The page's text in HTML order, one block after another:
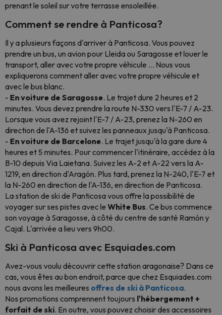
prenant le soleil sur votre terrasse ensoleillée.
Comment se rendre à Panticosa?
Il y a plusieurs façons d'arriver à Panticosa. Vous pouvez
prendre un bus, un avion pour Lleida ou Saragosse et louer le
transport, aller avec votre propre véhicule ... Nous vous
expliquerons comment aller avec votre propre véhicule et
avec le bus blanc.
- En voiture de Saragosse. Le trajet dure 2 heures et 2
minutes. Vous devez prendre la route N-330 vers l'E-7 / A-23.
Lorsque vous avez rejoint l'E-7 / A-23, prenez la N-260 en
direction de l'A-136 et suivez les panneaux jusqu'à Panticosa.
- En voiture de Barcelone. Le trajet jusqu'à la gare dure 4
heures et 5 minutes. Pour commencer l'itinéraire, accédez à la
B-10 depuis Via Laietana. Suivez les A-2 et A-22 vers la A-
1219, en direction d'Aragón. Plus tard, prenez la N-240, l'E-7 et
la N-260 en direction de l'A-136, en direction de Panticosa.
La station de ski de Panticosa vous offre la possibilité de
voyager sur ses pistes avec le White Bus. Ce bus commence
son voyage à Saragosse, à côté du centre de santé Ramón y
Cajal. L'arrivée a lieu vers 9h00.
Ski à Panticosa avec Esquiades.com
Avez-vous voulu découvrir cette station aragonaise? Dans ce
cas, vous êtes au bon endroit, parce que chez Esquiades.com
nous avons les meilleures offres de ski à Panticosa.
Nos promotions comprennent toujours l'hébergement +
forfait de ski. En outre, vous pouvez choisir des accessoires